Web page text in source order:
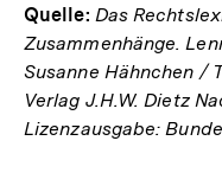
Quelle: Das
Zusammenhänge.
Susanne Hähnchen /
Verlag J.H.W. Dietz
Lizenzausgabe: